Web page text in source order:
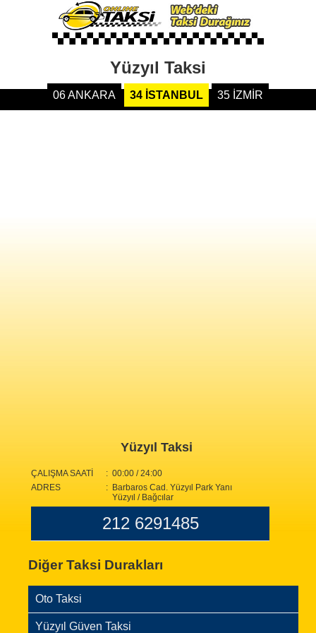
Yüzyıl Taksi
06 ANKARA 34 İSTANBUL 35 İZMİR
Yüzyıl Taksi
ÇALIŞMA SAATİ
: 00:00 / 24:00
ADRES
: Barbaros Cad. Yüzyıl Park Yanı
Yüzyıl / Bağcılar
212 6291485
Diğer Taksi Durakları
Oto Taksi
Yüzyıl Güven Taksi